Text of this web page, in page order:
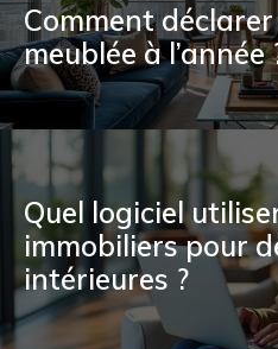
Comment
meublée à l’année
Quel logiciel
immobiliers pour
intérieures ?